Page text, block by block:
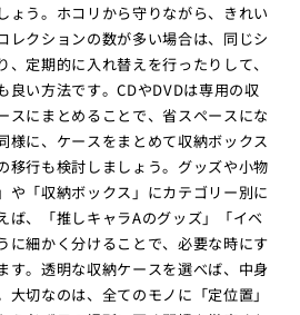
ょう。ホコリから守りながら、きれい
レクションの数が多い場合は、同じシ
、定期的に入れ替えを行ったりして、
良い方法です。CDやDVDは専用の収
スにまとめることで、省スペースにな
様に、ケースをまとめて収納ボックス
移行も検討しましょう。グッズや小物
や「収納ボックス」にカテゴリー別に
ば、「推しキャラAのグッズ」「イベ
に細かく分けることで、必要な時にす
す。透明な収納ケースを選べば、中身
切なのは、全てのモノに「定位置」